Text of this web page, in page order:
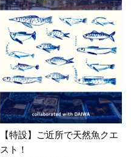
【特設】ご近所で天然魚クエ
スト！